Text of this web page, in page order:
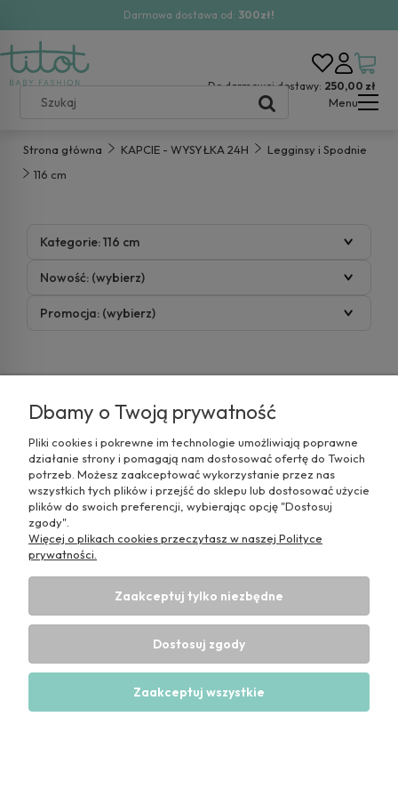
Darmowa dostawa od: 300zł!
Do darmowej dostawy: 250,00 zł
Menu
Strona główna KAPCIE - WYSYŁKA 24H
Legginsy i Spodnie
116 cm
Kategorie: 116 cm
Nowość: (wybierz)
Promocja: (wybierz)
Nie znaleziono produktów spełniających podane
Moje konto
Dbamy o Twoją prywatność
Pliki cookies i pokrewne im technologie umożliwiają poprawne
działanie strony i pomagają nam dostosować ofertę do Twoich
potrzeb. Możesz zaakceptować wykorzystanie przez nas
wszystkich tych plików i przejść do sklepu lub dostosować użycie
plików do swoich preferencji, wybierając opcję "Dostosuj
zgody".
Więcej o plikach cookies przeczytasz w naszej Polityce
prywatności.
Zaakceptuj tylko niezbędne
Dostosuj zgody
Zaakceptuj wszystkie